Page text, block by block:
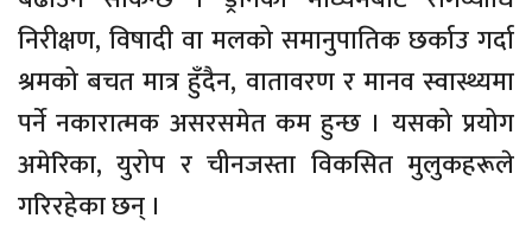
निरीक्षण, विषादी वा मलको समानुपातिक छर्काउ गर्दा
श्रमको बचत मात्र हुँदैन, वातावरण र मानव स्वास्थ्यमा
पर्ने नकारात्मक असरसमेत कम हुन्छ । यसको प्रयोग
अमेरिका, युरोप र चीनजस्ता विकसित मुलुकहरूले
गरिरहेका छन् ।